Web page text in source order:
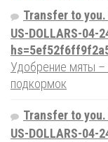
Transfer to you.
US-DOLLARS-04-
Удобрение мяты –
подкормок
Transfer to you.
US-DOLLARS-04-